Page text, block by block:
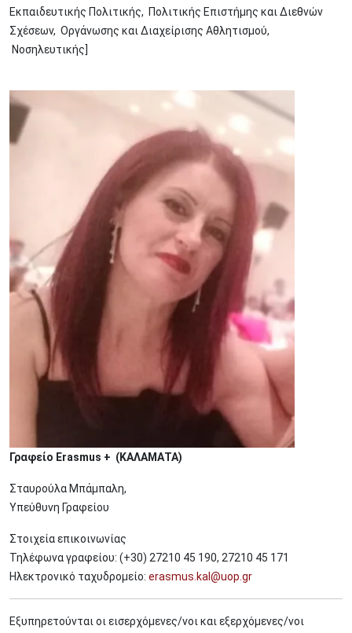
Εκπαιδευτικής Πολιτικής, Πολιτικής Επιστήμης και Διεθνών
Σχέσεων, Οργάνωσης και Διαχείρισης Αθλητισμού,
Νοσηλευτικής]
Image
Γραφείο Erasmus + (ΚΑΛΑΜΑΤΑ)
Σταυρούλα Μπάμπαλη,
Υπεύθυνη Γραφείου
Στοιχεία επικοινωνίας
Τηλέφωνα γραφείου: (+30) 27210 45 190, 27210 45 171
Ηλεκτρονικό ταχυδρομείο: erasmus.kal@uop.gr
Εξυπηρετούνται οι εισερχόμενες/νοι και εξερχόμενες/νοι